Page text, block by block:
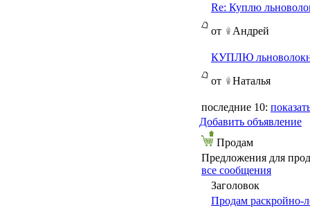
Re: Куплю
от
Андрей
КУПЛЮ
от
Наталья
последние 10:
Добавить объявление
Продам
Предложения для
все сообщения
Заголовок
Продам